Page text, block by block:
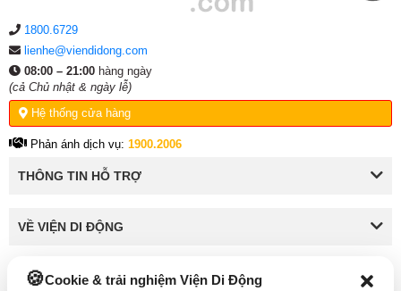
Cookie & trải nghiệm Viện Di Động
1800.6729
lienhe@viendidong.com
08:00 – 21:00 hàng ngày
(cả Chủ nhật & ngày lễ)
Hệ thống cửa hàng
Phản ánh dịch vụ: 1900.2006
THÔNG TIN HỖ TRỢ
VỀ VIỆN DI ĐỘNG
KẾT NỐI VỚI VIỆN DI ĐỘNG